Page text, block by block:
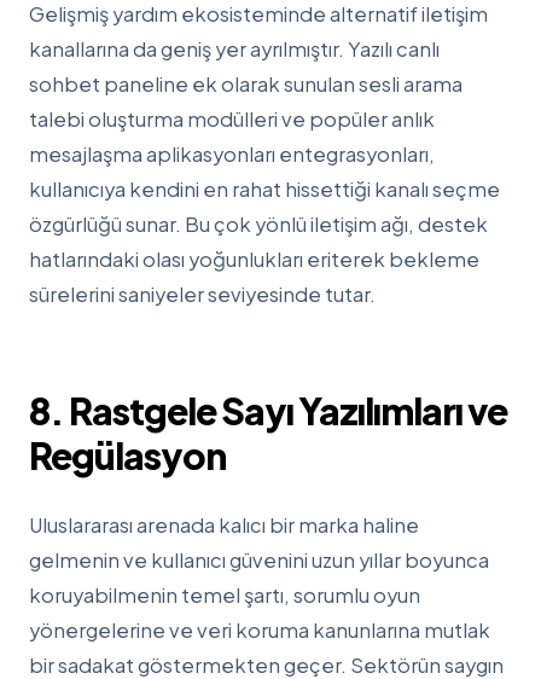
Gelişmiş yardım ekosisteminde alternatif iletişim
kanallarına da geniş yer ayrılmıştır. Yazılı canlı
sohbet paneline ek olarak sunulan sesli arama
talebi oluşturma modülleri ve popüler anlık
mesajlaşma aplikasyonları entegrasyonları,
kullanıcıya kendini en rahat hissettiği kanalı seçme
özgürlüğü sunar. Bu çok yönlü iletişim ağı, destek
hatlarındaki olası yoğunlukları eriterek bekleme
sürelerini saniyeler seviyesinde tutar.
8. Rastgele Sayı Yazılımları ve
Regülasyon
Uluslararası arenada kalıcı bir marka haline
gelmenin ve kullanıcı güvenini uzun yıllar boyunca
koruyabilmenin temel şartı, sorumlu oyun
yönergelerine ve veri koruma kanunlarına mutlak
bir sadakat göstermekten geçer. Sektörün saygın